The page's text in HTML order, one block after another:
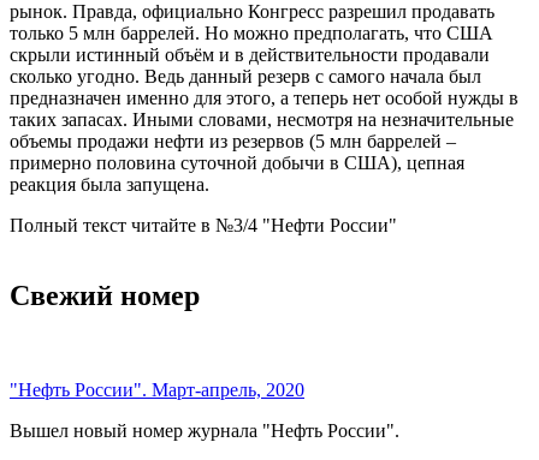
рынок. Правда, официально Конгресс разрешил продавать
только 5 млн баррелей. Но можно предполагать, что США
скрыли истинный объём и в действительности продавали
сколько угодно. Ведь данный резерв с самого начала был
предназначен именно для этого, а теперь нет особой нужды в
таких запасах. Иными словами, несмотря на незначительные
объемы продажи нефти из резервов (5 млн баррелей –
примерно половина суточной добычи в США), цепная
реакция была запущена.
Полный текст читайте в №3/4 "Нефти России"
Свежий номер
"Нефть России". Март-апрель, 2020
Вышел новый номер журнала "Нефть России".